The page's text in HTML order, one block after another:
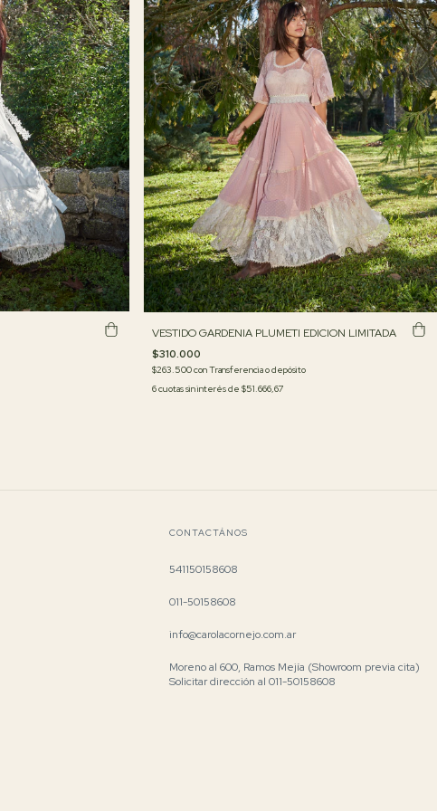
VESTIDO GARDENIA PLUMETI EDICION LIMITADA
$310.000
$263.500conTransferencia o depósito
6cuotas sin interés de$51.666,67
CONTACTÁNOS
541150158608
011-50158608
info@carolacornejo.com.ar
Moreno al 600, Ramos Mejía (Showroom previa cita)
Solicitar dirección al 011-50158608